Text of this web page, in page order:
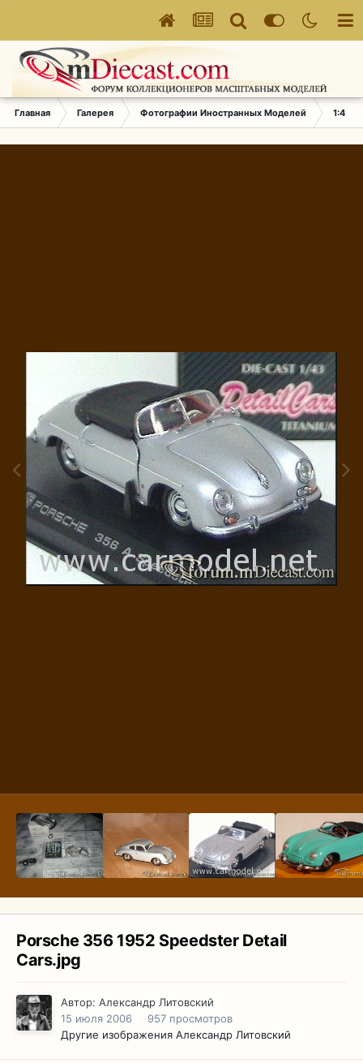
Главная Галерея Фотографии Иностранных Моделей 1:43
Porsche 356 1952 Speedster Detail
Cars.jpg
Автор: Александр Литовский
15 июля 2006
957 просмотров
Другие изображения Александр Литовский